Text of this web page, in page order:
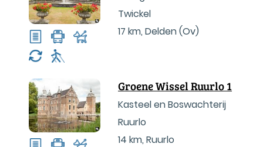
Twickel
17 km, Delden (Ov)
Groene Wissel Ruurlo 1
Kasteel en Boswachterij
Ruurlo
14 km, Ruurlo